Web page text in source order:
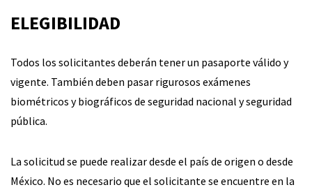
ELEGIBILIDAD
Todos los solicitantes deberán tener un pasaporte válido y
vigente. También deben pasar rigurosos exámenes
biométricos y biográficos de seguridad nacional y seguridad
pública.
La solicitud se puede realizar desde el país de origen o desde
México. No es necesario que el solicitante se encuentre en la